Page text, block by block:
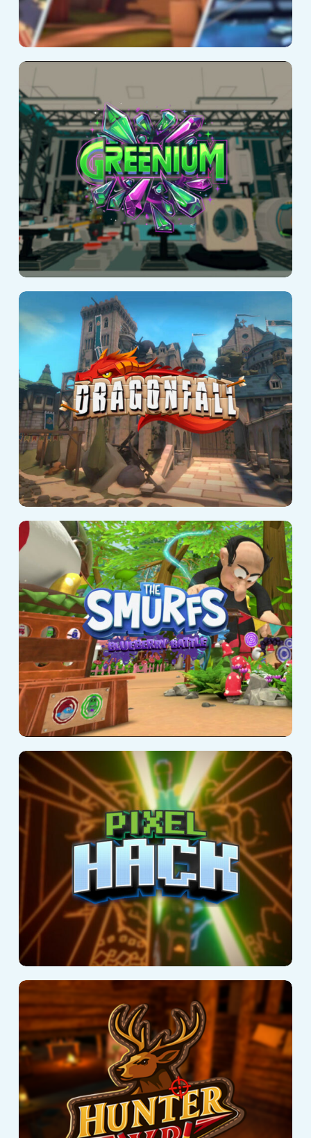
Greenium
DragonFall
Bitwa Smerfów
na jagody
Hack pikseli
Hunter VR